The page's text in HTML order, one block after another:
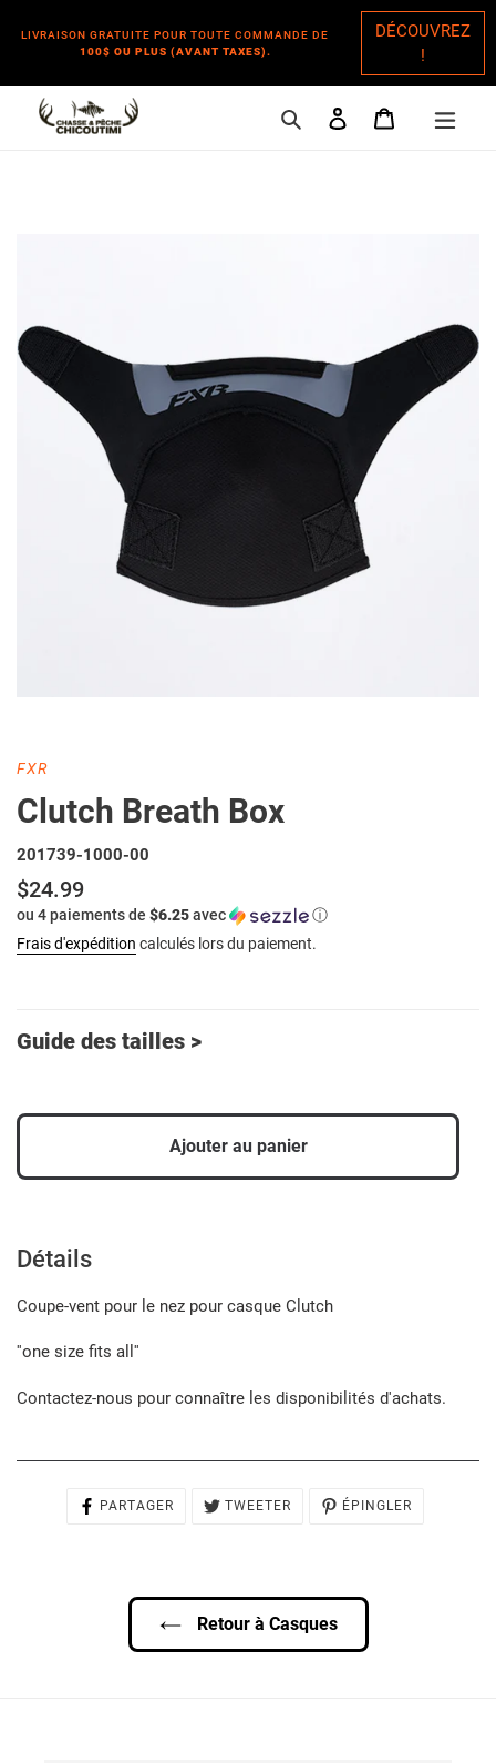
LIVRAISON GRATUITE POUR TOUTE COMMANDE DE
100$ OU PLUS (AVANT TAXES).
DÉCOUVREZ
!
RechercherSe connecter
Panier
DISTRIBUTEUR
FXR
Clutch Breath Box
201739-1000-00
Prix
normal
$24.99
ou 4 paiements de $6.25avec
ⓘ
Frais d'expédition calculés lors du paiement.
Guide des tailles >
Ajouter au panier
produit
votre
Détails
Coupe-vent pour le nez pour casque Clutch
''one size fits all''
Contactez-nous pour connaître les disponibilités d'achats.
PARTAGER
PARTAGER
TWEETER
TWEETER
ÉPINGLER
ÉPINGLER
Retour à Casques